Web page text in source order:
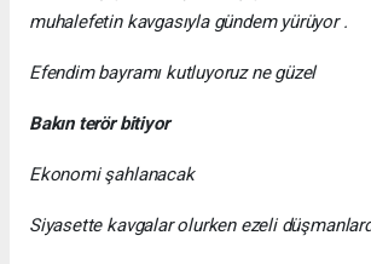
muhalefetin kavgasıyla gündem yürüyor .
Efendim bayramı kutluyoruz ne güzel
Bakın terör bitiyor
Ekonomi şahlanacak
Siyasette kavgalar olurken ezeli